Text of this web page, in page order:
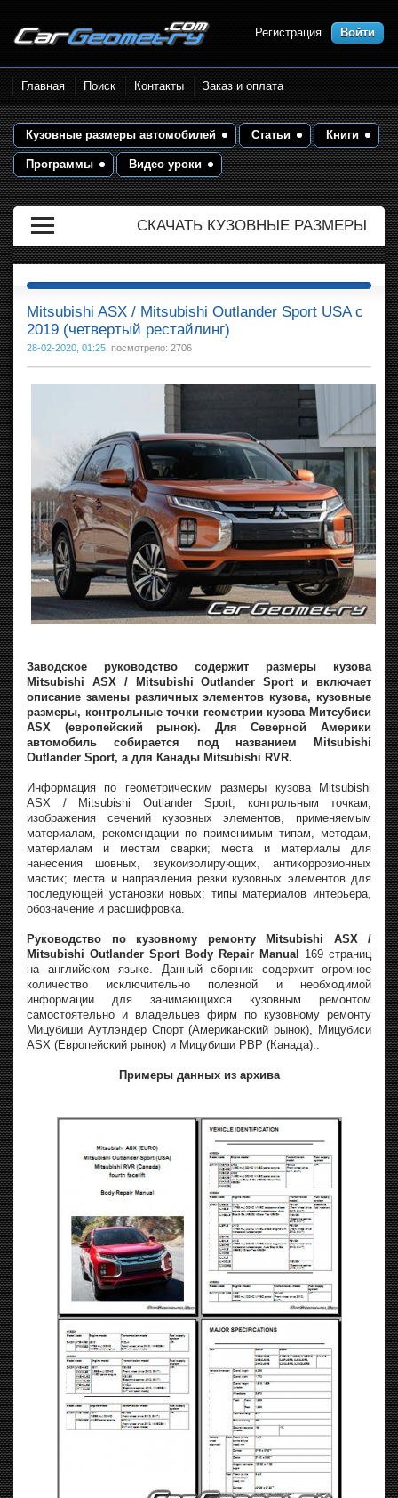
Размеры кузова автомобилей.
Контрольные точки и кузовные
размеры. Геометрия кузова
Регистрация Войти
Главная Поиск Контакты Заказ и оплата
Кузовные размеры автомобилей Статьи Книги
Программы Видео уроки
СКАЧАТЬ КУЗОВНЫЕ РАЗМЕРЫ
Mitsubishi ASX / Mitsubishi Outlander Sport USA с
2019 (четвертый рестайлинг)
28-02-2020, 01:25 , посмотрело: 2706
Заводское руководство содержит размеры кузова
Mitsubishi ASX / Mitsubishi Outlander Sport и включает
описание замены различных элементов кузова, кузовные
размеры, контрольные точки геометрии кузова Митсубиси
ASX (европейский рынок). Для Северной Америки
автомобиль собирается под названием Mitsubishi
Outlander Sport, а для Канады Mitsubishi RVR.
Информация по геометрическим размеры кузова Mitsubishi
ASX / Mitsubishi Outlander Sport, контрольным точкам,
изображения сечений кузовных элементов, применяемым
материалам, рекомендации по применимым типам, методам,
материалам и местам сварки; места и материалы для
нанесения шовных, звукоизолирующих, антикоррозионных
мастик; места и направления резки кузовных элементов для
последующей установки новых; типы материалов интерьера,
обозначение и расшифровка.
Руководство по кузовному ремонту Mitsubishi ASX /
Mitsubishi Outlander Sport Body Repair Manual
169 страниц
на английском языке. Данный сборник содержит огромное
количество исключительно полезной и необходимой
информации для занимающихся кузовным ремонтом
самостоятельно и владельцев фирм по кузовному ремонту
Мицубиши Аутлэндер Спорт (Американский рынок), Мицубиси
ASX (Европейский рынок) и Мицубиши РВР (Канада)..
Примеры данных из архива